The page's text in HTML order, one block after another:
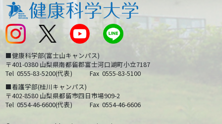
■健康科学部(富士山キャンパス)
〒401-0380 山梨県南都留郡富士河口湖町小立7187
Tel 0555-83-5200(代表) Fax 0555-83-5100
■看護学部(桂川キャンパス)
〒402-8580 山梨県都留市四日市場909-2
Tel 0554-46-6600(代表) Fax 0554-46-6606